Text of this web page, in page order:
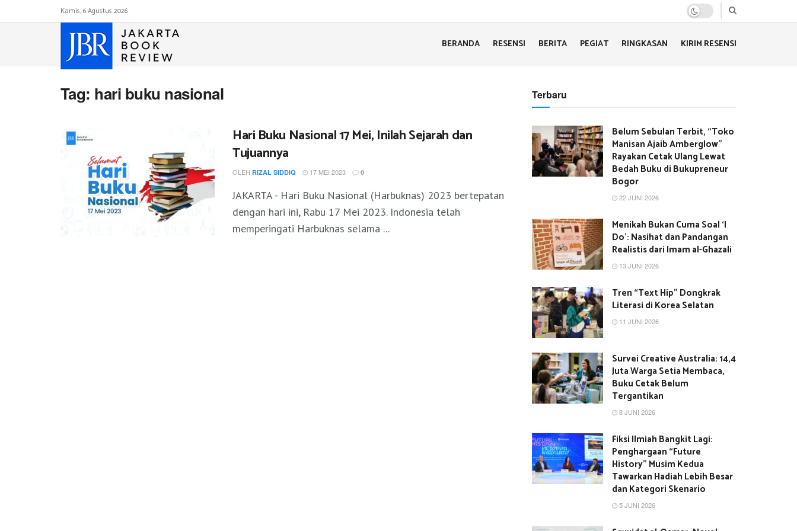
Kamis, 6 Agustus 2026
BERANDA RESENSI BERITA PEGIAT RINGKASAN KIRIM RESENSI
Tag: hari buku nasional
Hari Buku Nasional 17 Mei, Inilah Sejarah dan
Tujuannya
OLEH RIZAL SIDDIQ 17 MEI 2023 0
JAKARTA - Hari Buku Nasional (Harbuknas) 2023 bertepatan
dengan hari ini, Rabu 17 Mei 2023. Indonesia telah
memperingati Harbuknas selama ...
Terbaru
Belum Sebulan Terbit, “Toko
Manisan Ajaib Amberglow”
Rayakan Cetak Ulang Lewat
Bedah Buku di Bukupreneur
Bogor
22 JUNI 2026
Menikah Bukan Cuma Soal ‘I
Do’: Nasihat dan Pandangan
Realistis dari Imam al-Ghazali
13 JUNI 2026
Tren “Text Hip” Dongkrak
Literasi di Korea Selatan
11 JUNI 2026
Survei Creative Australia: 14,4
Juta Warga Setia Membaca,
Buku Cetak Belum
Tergantikan
8 JUNI 2026
Fiksi Ilmiah Bangkit Lagi:
Penghargaan “Future
History” Musim Kedua
Tawarkan Hadiah Lebih Besar
dan Kategori Skenario
5 JUNI 2026